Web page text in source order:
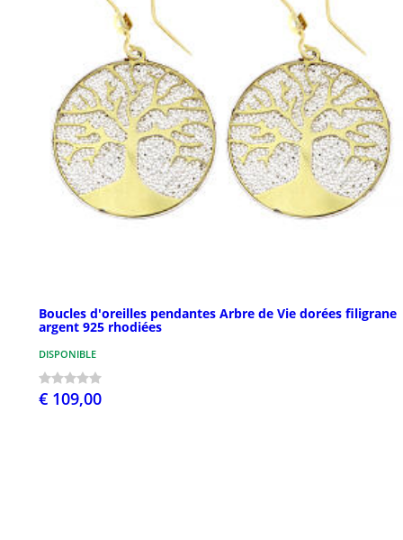
Boucles d'oreilles pendantes Arbre de Vie dorées filigrane
argent 925 rhodiées
DISPONIBLE
€ 109,00